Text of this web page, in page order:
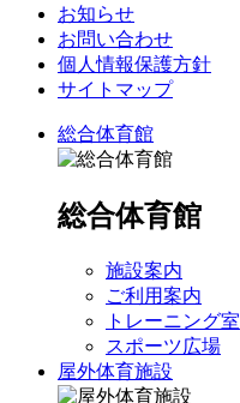
お知らせ
お問い合わせ
個人情報保護方針
サイトマップ
総合体育館
総合体育館
施設案内
ご利用案内
トレーニング室
スポーツ広場
屋外体育施設